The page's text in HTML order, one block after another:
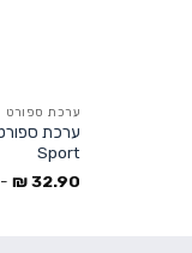
ערכת ספורט
Sport
32.90
₪
-